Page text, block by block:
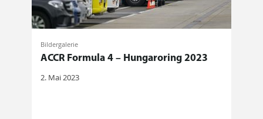
Bildergalerie
ACCR Formula 4 – Hungaroring 2023
2. Mai 2023